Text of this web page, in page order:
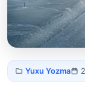
Yuxuda qar
görmək
Yuxu Yozma